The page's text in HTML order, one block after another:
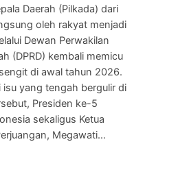
Daerah (Pilkada) dari
oleh rakyat menjadi
Dewan Perwakilan
(DPRD) kembali memicu
di awal tahun 2026.
isu yang tengah bergulir di
Presiden ke-5
sekaligus Ketua
Megawati…